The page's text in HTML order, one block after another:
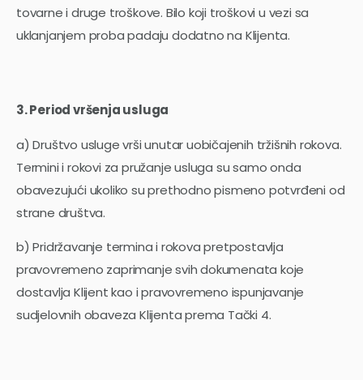
tovarne i druge troškove. Bilo koji troškovi u vezi sa
uklanjanjem proba padaju dodatno na Klijenta.
3. Period vršenja usluga
a) Društvo usluge vrši unutar uobičajenih tržišnih rokova.
Termini i rokovi za pružanje usluga su samo onda
obavezujući ukoliko su prethodno pismeno potvrđeni od
strane društva.
b) Pridržavanje termina i rokova pretpostavlja
pravovremeno zaprimanje svih dokumenata koje
dostavlja Klijent kao i pravovremeno ispunjavanje
sudjelovnih obaveza Klijenta prema Tački 4.